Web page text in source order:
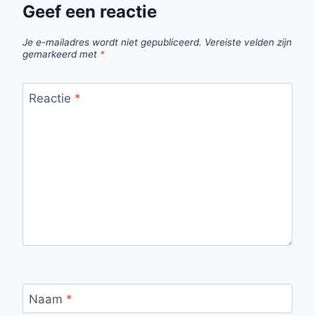
Geef een reactie
Je e-mailadres wordt niet gepubliceerd. Vereiste velden zijn
gemarkeerd met *
Reactie *
Naam *